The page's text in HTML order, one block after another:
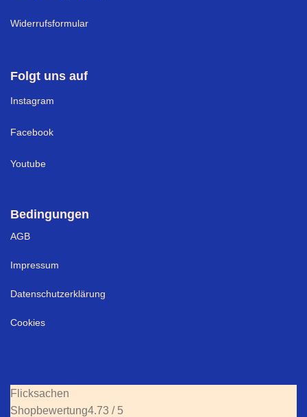
Widerrufsformular
Folgt uns auf
Instagram
Facebook
Youtube
Bedingungen
AGB
Impressum
Datenschutzerklärung
Cookies
Flicksachen
Shopbewertung4.73 / 5